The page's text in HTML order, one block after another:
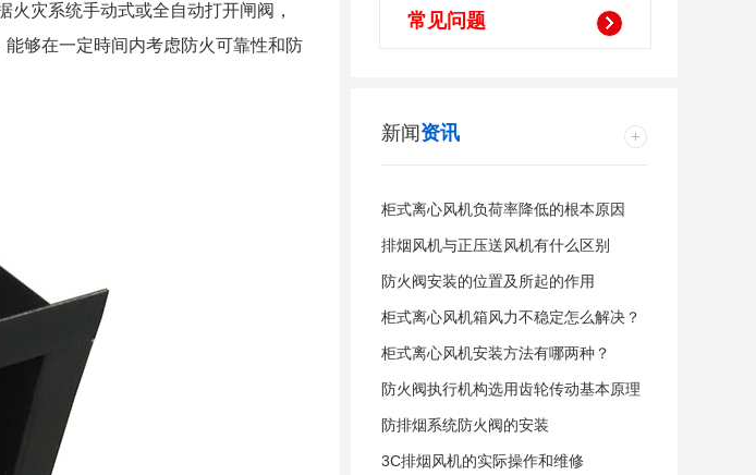
灾系统手动式或全自动打开闸阀，
够在一定時间内考虑防火可靠性和防
常见问题
新闻 资讯
柜式离心风机负荷率降低的根本原因
排烟风机与正压送风机有什么区别
防火阀安装的位置及所起的作用
柜式离心风机箱风力不稳定怎么解决？
柜式离心风机安装方法有哪两种？
防火阀执行机构选用齿轮传动基本原理
防排烟系统防火阀的安装
3C排烟风机的实际操作和维修